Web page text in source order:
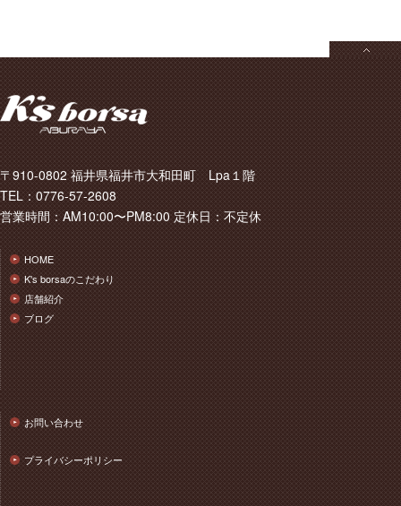
〒910-0802 福井県福井市大和田町 Lpa１階
TEL：0776-57-2608
営業時間：AM10:00〜PM8:00 定休日：不定休
HOME
K's borsaのこだわり
店舗紹介
ブログ
お問い合わせ
プライバシーポリシー